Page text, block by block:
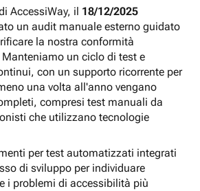
AccessiWay, il 18/12/2025
un audit manuale esterno guidato
la nostra conformità
un ciclo di test e
con un supporto ricorrente per
una volta all'anno vengano
compresi test manuali da
che utilizzano tecnologie
per test automatizzati integrati
di sviluppo per individuare
i problemi di accessibilità più